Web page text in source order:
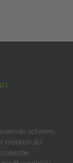
schoen.
merken als